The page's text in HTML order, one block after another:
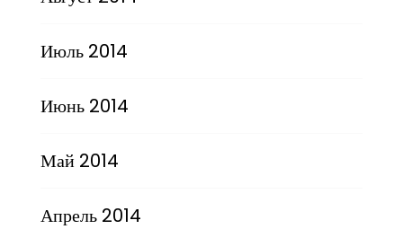
Июль 2014
Июнь 2014
Май 2014
Апрель 2014